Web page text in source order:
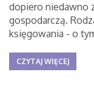
dopiero niedawno
gospodarczą.
księgowania - o
CZYTAJ WIĘCEJ